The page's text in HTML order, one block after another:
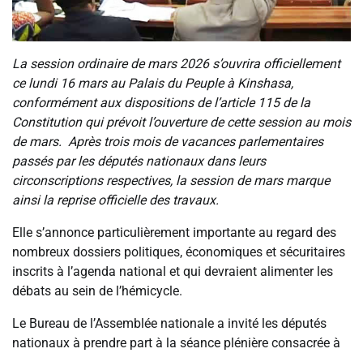
La session ordinaire de mars 2026 s’ouvrira officiellement
ce lundi 16 mars au Palais du Peuple à Kinshasa,
conformément aux dispositions de l’article 115 de la
Constitution qui prévoit l’ouverture de cette session au mois
de mars. Après trois mois de vacances parlementaires
passés par les députés nationaux dans leurs
circonscriptions respectives, la session de mars marque
ainsi la reprise officielle des travaux.
Elle s’annonce particulièrement importante au regard des
nombreux dossiers politiques, économiques et sécuritaires
inscrits à l’agenda national et qui devraient alimenter les
débats au sein de l’hémicycle.
Le Bureau de l’Assemblée nationale a invité les députés
nationaux à prendre part à la séance plénière consacrée à